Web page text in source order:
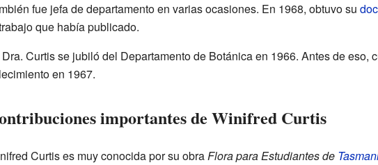
fue jefa de departamento en varias ocasiones. En 1968, obtuvo su
que había publicado.
Curtis se jubiló del Departamento de Botánica en 1966. Antes de eso,
en 1967.
importantes de Winifred Curtis
Curtis es muy conocida por su obraFlora para Estudiantes de